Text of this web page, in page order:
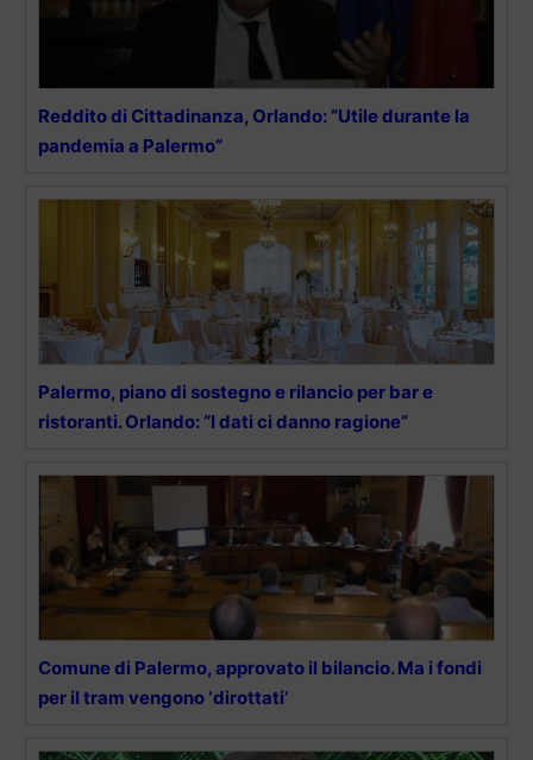
Reddito di Cittadinanza, Orlando: “Utile durante la
pandemia a Palermo”
Palermo, piano di sostegno e rilancio per bar e
ristoranti. Orlando: “I dati ci danno ragione”
Comune di Palermo, approvato il bilancio. Ma i fondi
per il tram vengono ‘dirottati’